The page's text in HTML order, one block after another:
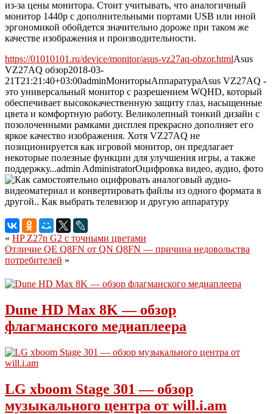
из-за цены монитора. Стоит учитывать, что аналогичный
монитор 1440p с дополнительными портами USB или иной
эргономикой обойдется значительно дороже при таком же
качестве изображения и производительности.
https://01010101.ru/device/monitor/asus-vz27aq-obzor.htmlAsus
VZ27AQ обзор2018-03-
21T21:21:40+03:00adminМониторыАппаратураAsus VZ27AQ -
это универсальный монитор с разрешением WQHD, который
обеспечивает высококачественную защиту глаз, насыщенные
цвета и комфортную работу. Великолепный тонкий дизайн с
позолоченными рамками дисплея прекрасно дополняет его
яркое качество изображения. Хотя VZ27AQ не
позиционируется как игровой монитор, он предлагает
некоторые полезные функции для улучшения игры, а также
поддержку...admin AdministratorОцифровка видео, аудио, фото
« HP Z27n G2 с точными цветами
Отличие QE Q8FN от QN Q8FN — причина недовольства
потребителей »
Dune HD Max 8K — обзор
флагманского медиаплеера
LG xboom Stage 301 — обзор
музыкального центра от will.i.am